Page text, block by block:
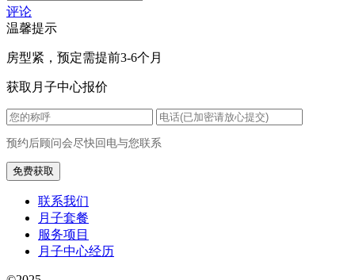
评论
温馨提示
房型紧，预定需提前3-6个月
获取月子中心报价
预约后顾问会尽快回电与您联系
联系我们
月子套餐
服务项目
月子中心经历